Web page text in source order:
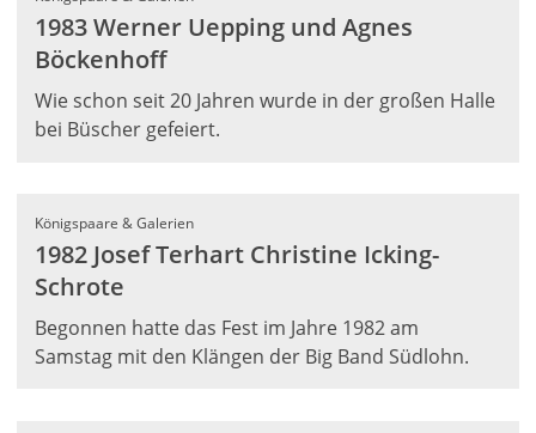
1983 Werner Uepping und Agnes
Böckenhoff
Wie schon seit 20 Jahren wurde in der großen Halle
bei Büscher gefeiert.
Königspaare & Galerien
1982 Josef Terhart Christine Icking-
Schrote
Begonnen hatte das Fest im Jahre 1982 am
Samstag mit den Klängen der Big Band Südlohn.